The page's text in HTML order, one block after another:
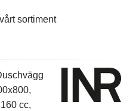
sortiment
cc,